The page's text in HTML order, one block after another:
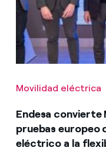
Movilidad eléctrica
Endesa convierte
pruebas europeo
eléctrico a la